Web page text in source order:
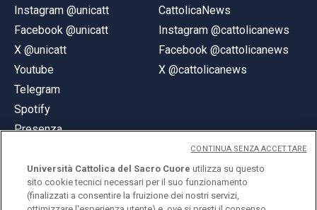
Instagram @unicatt
Facebook @unicatt
X @unicatt
Youtube
Telegram
Spotify
Presenza
CattolicaNews
Instagram @cattolicanews
Facebook @cattolicanews
X @cattolicanews
Università Cattolica del Sacro Cuore utilizza su questo
sito cookie tecnici necessari per il suo funzionamento
(finalizzati a consentire la fruizione dei nostri servizi,
CONTINUA SENZA ACCETTARE